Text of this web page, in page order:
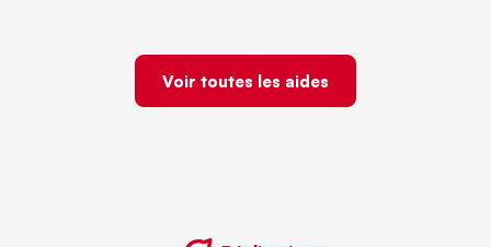
Voir toutes les aides